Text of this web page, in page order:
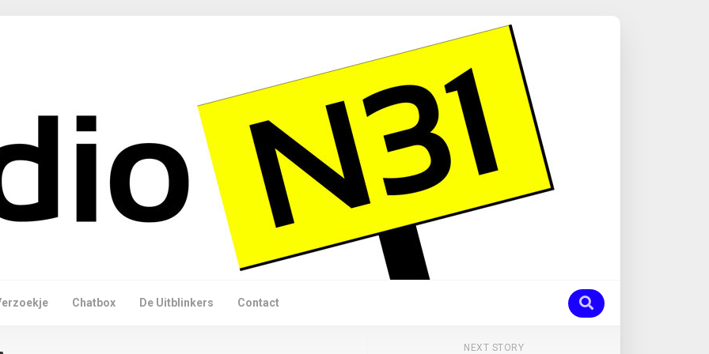
Chatbox De Uitblinkers Contact
NEXT STORY